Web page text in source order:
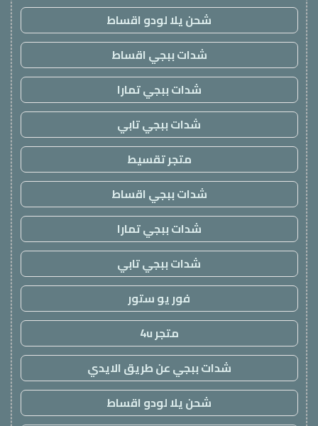
شحن يلا لودو اقساط
شدات ببجي اقساط
شدات ببجي تمارا
شدات ببجي تابي
متجر تقسيط
شدات ببجي اقساط
شدات ببجي تمارا
شدات ببجي تابي
فور يو ستور
متجر 4u
شدات ببجي عن طريق الايدي
شحن يلا لودو اقساط